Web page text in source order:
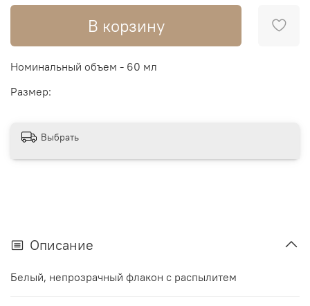
В корзину
Номинальный объем - 60 мл
Размер:
Выбрать
Описание
Белый, непрозрачный флакон с распылитем